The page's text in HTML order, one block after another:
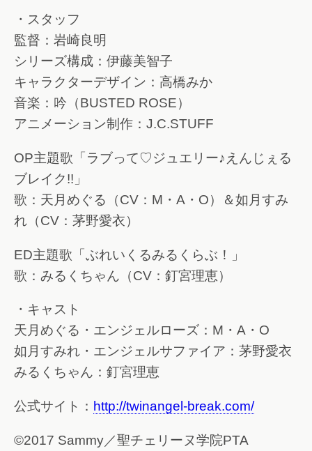
・スタッフ
監督：岩崎良明
シリーズ構成：伊藤美智子
キャラクターデザイン：高橋みか
音楽：吟（BUSTED ROSE）
アニメーション制作：J.C.STUFF
OP主題歌「ラブって♡ジュエリー♪えんじぇる
ブレイク!!」
歌：天月めぐる（CV：M・A・O）＆如月すみ
れ（CV：茅野愛衣）
ED主題歌「ぶれいくるみるくらぶ！」
歌：みるくちゃん（CV：釘宮理恵）
・キャスト
天月めぐる・エンジェルローズ：M・A・O
如月すみれ・エンジェルサファイア：茅野愛衣
みるくちゃん：釘宮理恵
公式サイト： http://twinangel-break.com/
©2017 Sammy／聖チェリーヌ学院PTA